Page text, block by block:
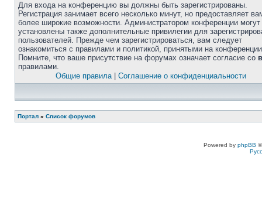
Для входа на конференцию вы должны быть зарегистрированы.
Регистрация занимает всего несколько минут, но предоставляет
более широкие возможности. Администратором конференции
установлены также дополнительные привилегии для
пользователей. Прежде чем зарегистрироваться, вам следует
ознакомиться с правилами и политикой, принятыми на
Помните, что ваше присутствие на форумах означает согласие со
правилами.
Общие правила| Соглашение о конфиденциальности
Портал » Список форумов
Powered by phpBB